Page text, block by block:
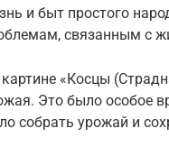
и быт про­стого
связанным с
«Косцы
Это было особое
собрать урожай и